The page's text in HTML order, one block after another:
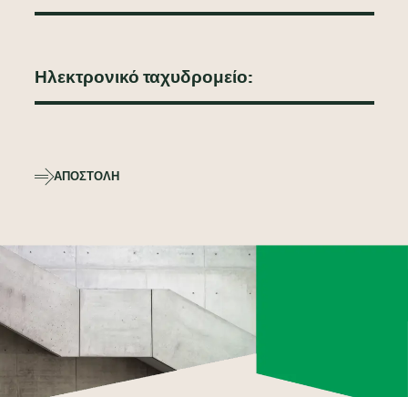
ΑΠΟΣΤΟΛΉ